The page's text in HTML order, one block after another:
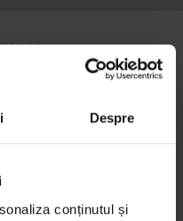
Despre
conținutul și
: